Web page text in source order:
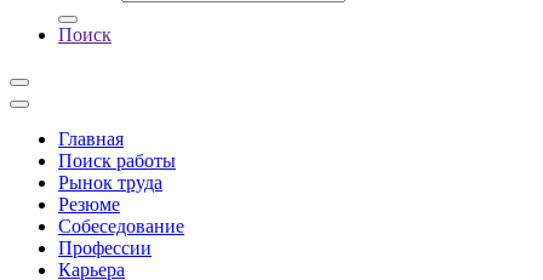
Поиск
Главная
Поиск работы
Рынок труда
Резюме
Собеседование
Профессии
Карьера